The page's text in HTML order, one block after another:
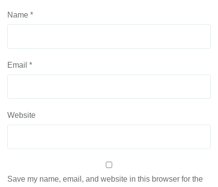
Name *
Email *
Website
Save my name, email, and website in this browser for the